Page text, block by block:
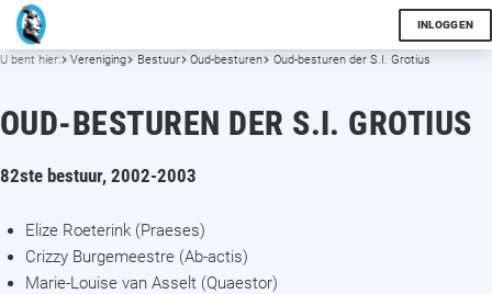
INLOGGEN
U bent hier: Vereniging Bestuur Oud-besturen Oud-besturen der S.I. Grotius
OUD-BESTUREN DER S.I. GROTIUS
82ste bestuur, 2002-2003
Elize Roeterink (Praeses)
Crizzy Burgemeestre (Ab-actis)
Marie-Louise van Asselt (Quaestor)